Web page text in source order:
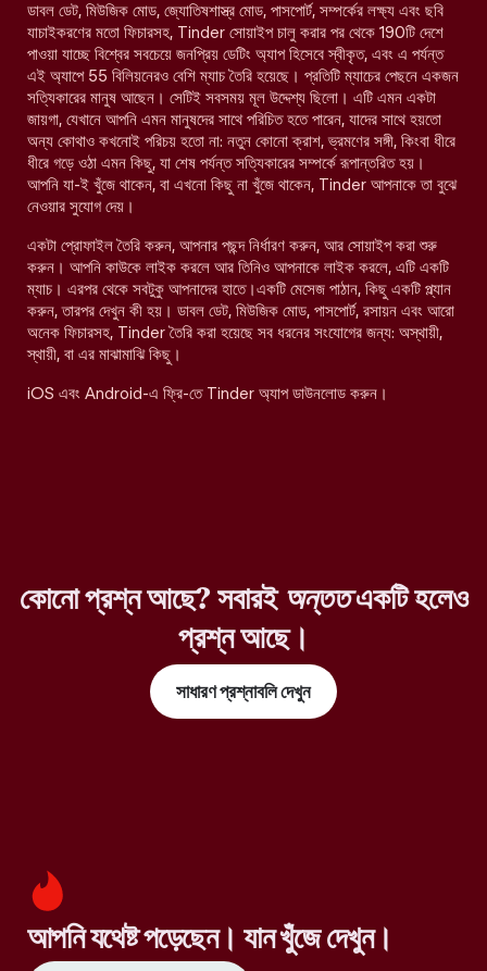
ডাবল ডেট, মিউজিক মোড, জ্যোতিষশাস্ত্র মোড, পাসপোর্ট, সম্পর্কের লক্ষ্য এবং ছবি
যাচাইকরণের মতো ফিচারসহ, Tinder সোয়াইপ চালু করার পর থেকে 190টি দেশে
পাওয়া যাচ্ছে বিশ্বের সবচেয়ে জনপ্রিয় ডেটিং অ্যাপ হিসেবে স্বীকৃত, এবং এ পর্যন্ত
এই অ্যাপে 55 বিলিয়নেরও বেশি ম্যাচ তৈরি হয়েছে। প্রতিটি ম্যাচের পেছনে একজন
সত্যিকারের মানুষ আছেন। সেটিই সবসময় মূল উদ্দেশ্য ছিলো। এটি এমন একটা
জায়গা, যেখানে আপনি এমন মানুষদের সাথে পরিচিত হতে পারেন, যাদের সাথে হয়তো
অন্য কোথাও কখনোই পরিচয় হতো না: নতুন কোনো ক্রাশ, ভ্রমণের সঙ্গী, কিংবা ধীরে
ধীরে গড়ে ওঠা এমন কিছু, যা শেষ পর্যন্ত সত্যিকারের সম্পর্কে রূপান্তরিত হয়।
আপনি যা-ই খুঁজে থাকেন, বা এখনো কিছু না খুঁজে থাকেন, Tinder আপনাকে তা বুঝে
নেওয়ার সুযোগ দেয়।
একটা প্রোফাইল তৈরি করুন, আপনার পছন্দ নির্ধারণ করুন, আর সোয়াইপ করা শুরু
করুন। আপনি কাউকে লাইক করলে আর তিনিও আপনাকে লাইক করলে, এটি একটি
ম্যাচ। এরপর থেকে সবটুকু আপনাদের হাতে।একটি মেসেজ পাঠান, কিছু একটি প্ল্যান
করুন, তারপর দেখুন কী হয়। ডাবল ডেট, মিউজিক মোড, পাসপোর্ট, রসায়ন এবং আরো
অনেক ফিচারসহ, Tinder তৈরি করা হয়েছে সব ধরনের সংযোগের জন্য: অস্থায়ী,
স্থায়ী, বা এর মাঝামাঝি কিছু।
iOS এবং Android-এ ফ্রি-তে Tinder অ্যাপ ডাউনলোড করুন।
কোনো প্রশ্ন আছে? সবারইঅন্ততএকটি হলেও
প্রশ্ন আছে।
সাধারণ প্রশ্নাবলি দেখুন
আপনি যথেষ্ট পড়েছেন। যান খুঁজে দেখুন।